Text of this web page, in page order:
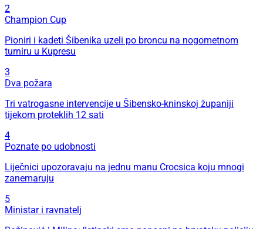
2
Champion Cup
Pioniri i kadeti Šibenika uzeli po broncu na nogometnom
turniru u Kupresu
3
Dva požara
Tri vatrogasne intervencije u Šibensko-kninskoj županiji
tijekom proteklih 12 sati
4
Poznate po udobnosti
Liječnici upozoravaju na jednu manu Crocsica koju mnogi
zanemaruju
5
Ministar i ravnatelj